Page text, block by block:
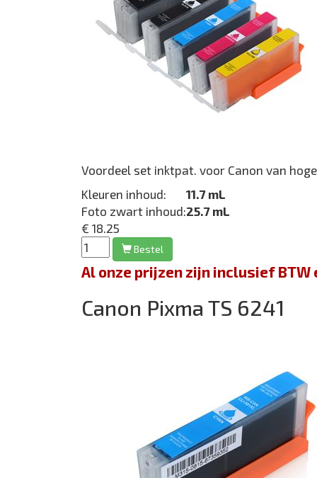
Voordeel set inktpat. voor Canon van
Kleuren inhoud:
11.7 mL
Foto zwart inhoud:25.7 mL
€ 18.25
Bestel
Al onze prijzen zijn inclusief
Canon Pixma TS 6241